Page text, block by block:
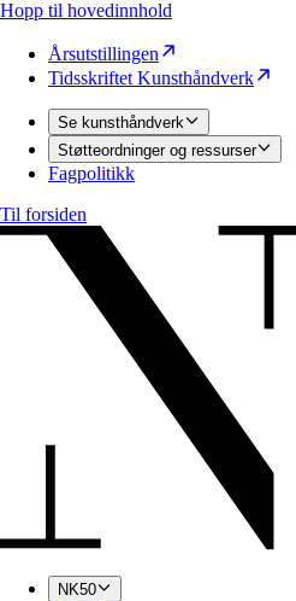
Hopp til hovedinnhold
Årsutstillingen
Tidsskriftet Kunsthåndverk
Se kunsthåndverk
Støtteordninger og ressurser
Fagpolitikk
Til forsiden
NK50